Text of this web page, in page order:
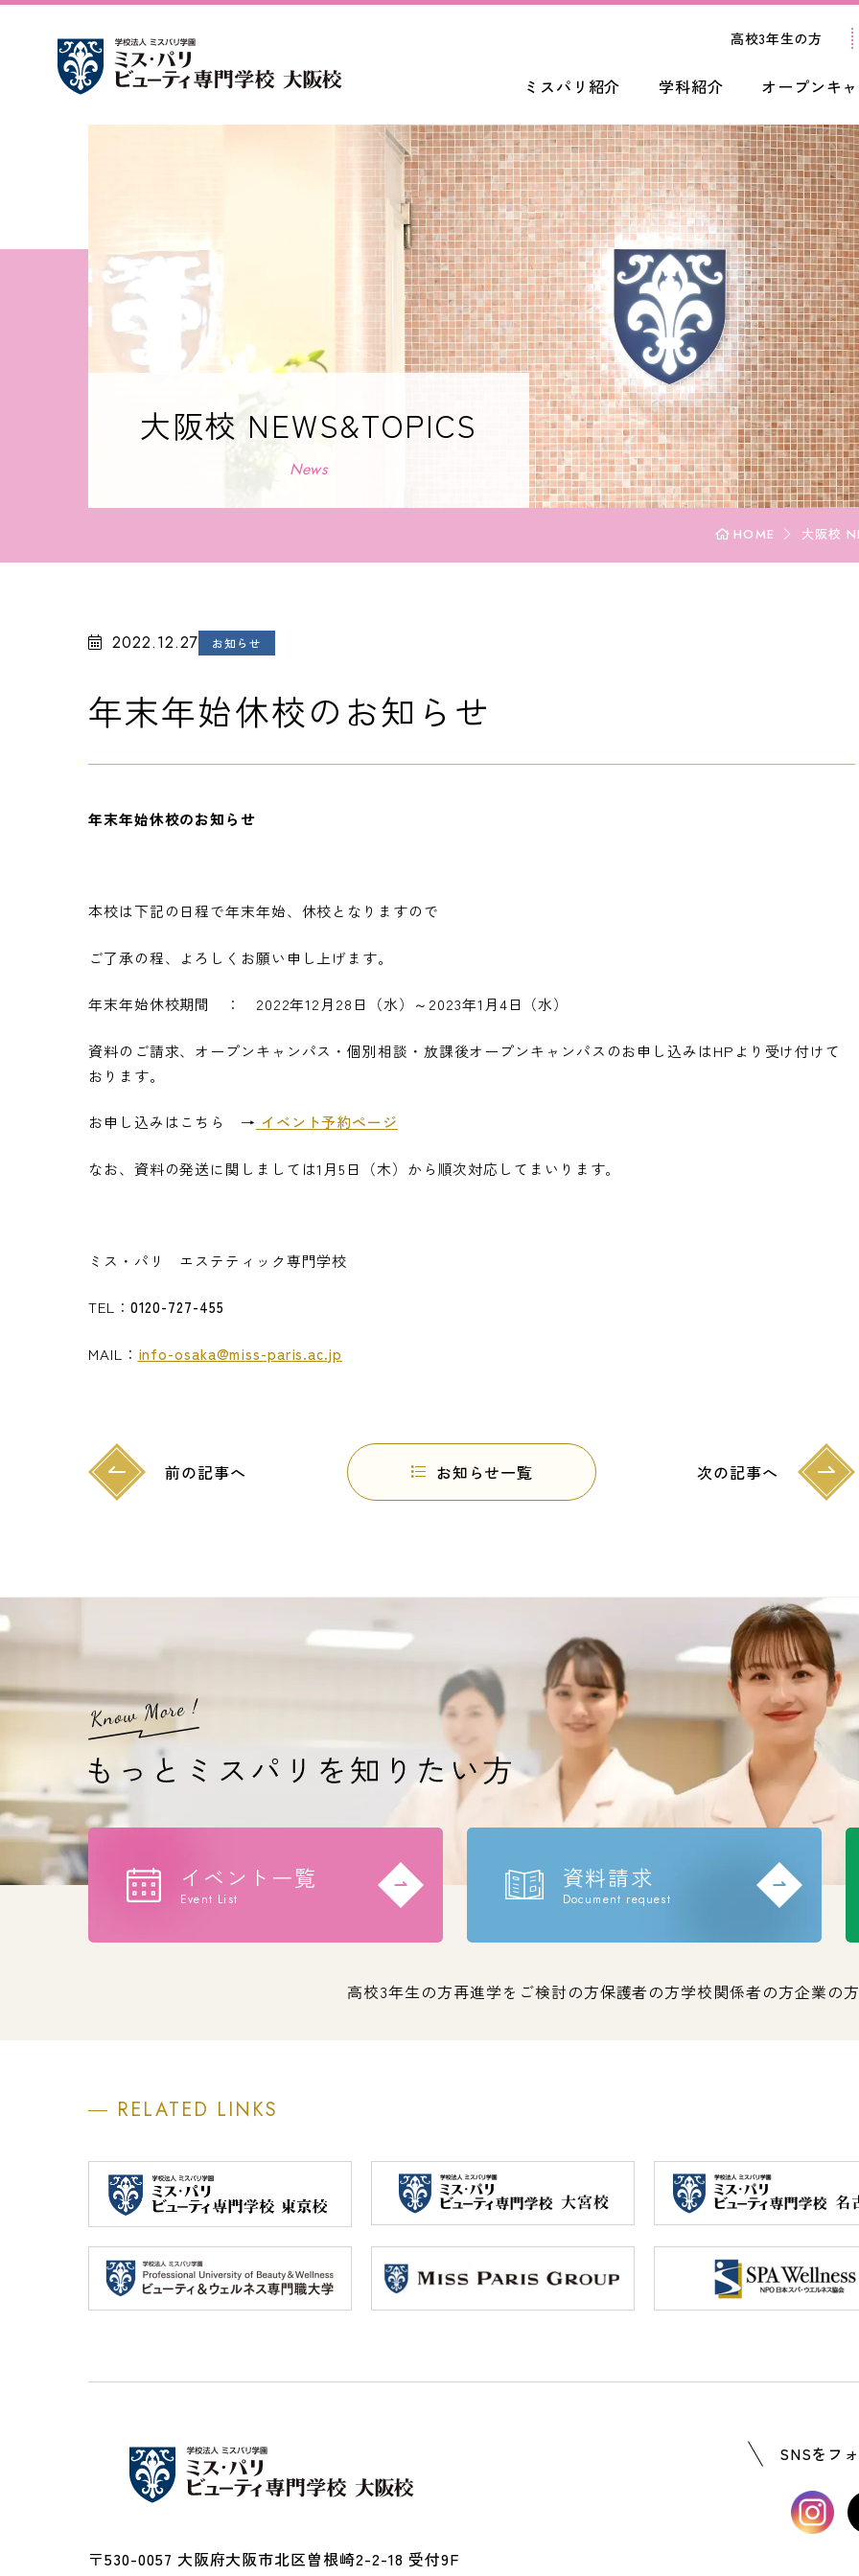
ミスパリ紹介 学科紹介 オープンキ
高校3年生の方
大阪校 NEWS&TOPICS
News
HOME 大阪校
2022.12.27 お知らせ
年末年始休校のお知らせ
年末年始休校のお知らせ
本校は下記の日程で年末年始、休校となりますので
ご了承の程、よろしくお願い申し上げます。
年末年始休校期間 ： 2022年12月28日（水）～2023年1月4日（水）
資料のご請求、オープンキャンパス・個別相談・放課後オープンキャンパスのお申し込みはHPより受け付けて
おります。
お申し込みはこちら → イベント予約ページ
なお、資料の発送に関しましては1月5日（木）から順次対応してまいります。
ミス・パリ エステティック専門学校
TEL： 0120-727-455
MAIL： info-osaka@miss-paris.ac.jp
前の記事へ お知らせ一覧 次の記事へ
イベント一覧
Event List
資料請求
Document request
高校3年生の方再進学をご検討の方保護者の方学校関係者の方企業の方
RELATED LINKS
〒530-0057 大阪府大阪市北区曽根崎2-2-18 受付9F
SNSをフ